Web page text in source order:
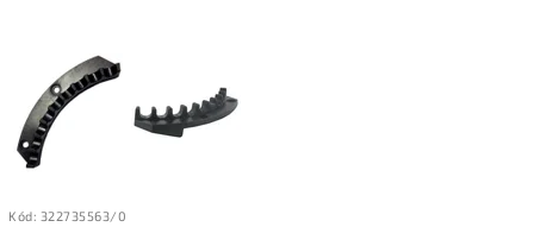
Kód: 322735563/0